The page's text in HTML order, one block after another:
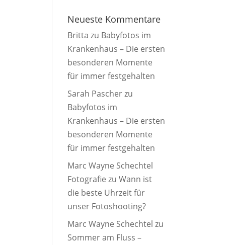
Neueste Kommentare
Britta zu Babyfotos im
Krankenhaus – Die ersten
besonderen Momente
für immer festgehalten
Sarah Pascherzu
Babyfotos im
Krankenhaus – Die ersten
besonderen Momente
für immer festgehalten
Marc Wayne Schechtel
Fotografie zuWann ist
die beste Uhrzeit für
unser Fotoshooting?
Marc Wayne Schechtel zu
Sommer am Fluss –